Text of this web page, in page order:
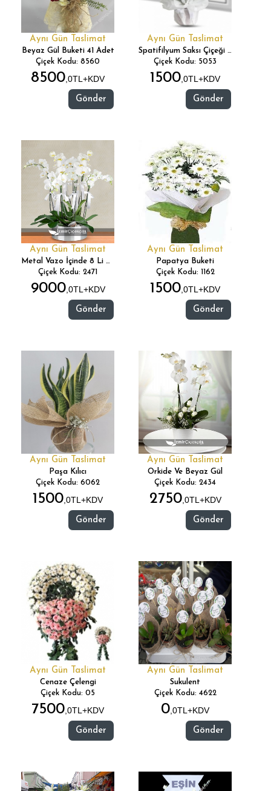
Aynı Gün Taslimat
Beyaz Gül Buketi 41 Adet
Çiçek Kodu: 8560
8500,0TL+KDV
Gönder
Aynı Gün Taslimat
Spatifilyum Saksı Çiçeği (Barış Çiçeği)
Çiçek Kodu: 5053
1500,0TL+KDV
Gönder
Aynı Gün Taslimat
Metal Vazo İçinde 8 Li Orkide
Çiçek Kodu: 2471
9000,0TL+KDV
Gönder
Aynı Gün Taslimat
Papatya Buketi
Çiçek Kodu: 1162
1500,0TL+KDV
Gönder
Aynı Gün Taslimat
Paşa Kılıcı
Çiçek Kodu: 6062
1500,0TL+KDV
Gönder
Aynı Gün Taslimat
Orkide Ve Beyaz Gül
Çiçek Kodu: 2434
2750,0TL+KDV
Gönder
Aynı Gün Taslimat
Cenaze Çelengi
Çiçek Kodu: 05
7500,0TL+KDV
Gönder
Aynı Gün Taslimat
Sukulent
Çiçek Kodu: 4622
0,0TL+KDV
Gönder